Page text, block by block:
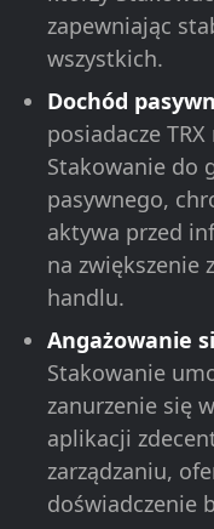
zapewniając
wszystkich.
Dochód
posiadacze
Stakowanie do
pasywnego,
aktywa przed
na zwiększenie
handlu.
Angażowanie
Stakowanie
zanurzenie się
aplikacji
zarządzaniu,
doświadczenie